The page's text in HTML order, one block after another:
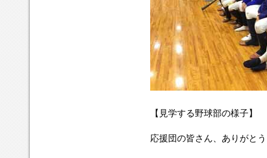
【見学する野球部の様子】
応援団の皆さん、ありがと